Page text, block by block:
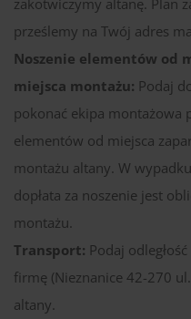
prześlemy na Twój adres
Noszenie elementów od
miejsca montażu: Podaj
pokonać ekipa montażowa
elementów od miejsca
montażu altany. W
dopłata za noszenie jest
montażu.
Transport: Podaj
firmę (Nieznanice 42-270
altany.